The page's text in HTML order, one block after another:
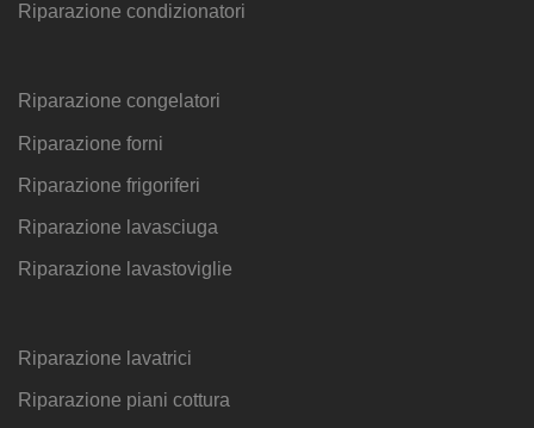
Riparazione condizionatori
Riparazione congelatori
Riparazione forni
Riparazione frigoriferi
Riparazione lavasciuga
Riparazione lavastoviglie
Riparazione lavatrici
Riparazione piani cottura